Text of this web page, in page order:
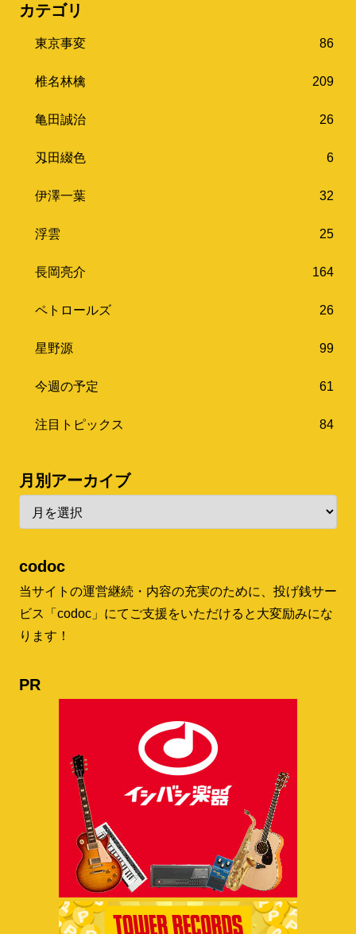
カテゴリ
東京事変 86
椎名林檎 209
亀田誠治 26
刄田綴色 6
伊澤一葉 32
浮雲 25
長岡亮介 164
ペトロールズ 26
星野源 99
今週の予定 61
注目トピックス 84
月別アーカイブ
codoc
当サイトの運営継続・内容の充実のために、投げ銭サー
ビス「codoc」にてご支援をいただけると大変励みにな
ります！
PR